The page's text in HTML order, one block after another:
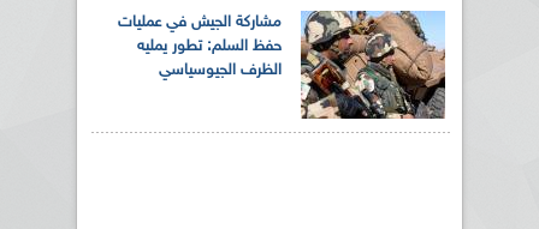
مشاركة الجيش في عمليات
حفظ السلم: تطور يمليه
الظرف الجيوسياسي